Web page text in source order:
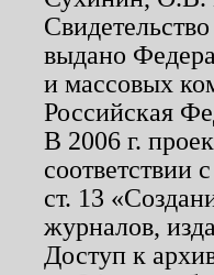
выдано
и массовых
Российская
В 2006 г.
соответствии с
ст. 13
журналов,
Доступ к